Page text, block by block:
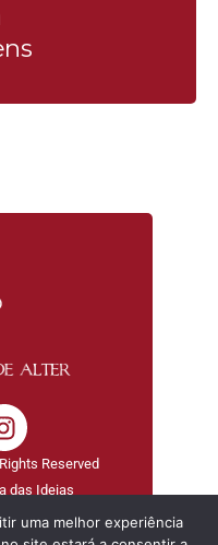
Reserved
das Ideias
uma melhor experiência